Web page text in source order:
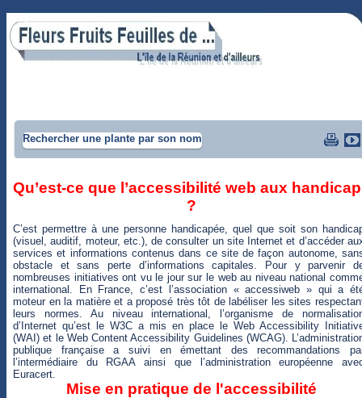
Rechercher une plante par son nom
Qu’est-ce que l’accessibilité web aux handicaps
?
C’est permettre à une personne handicapée, quel que soit son
(visuel, auditif, moteur, etc.), de consulter un site Internet et d’accéder
services et informations contenus dans ce site de façon autonome,
obstacle et sans perte d’informations capitales. Pour y parvenir
nombreuses initiatives ont vu le jour sur le web au niveau national
international. En France, c’est l’association « accessiweb » qui a
moteur en la matière et a proposé très tôt de labéliser les sites
leurs normes. Au niveau international, l’organisme de
d’Internet qu’est le W3C a mis en place le Web Accessibility
(WAI) et le Web Content Accessibility Guidelines (WCAG).
publique française a suivi en émettant des recommandations
l’intermédiaire du RGAA ainsi que l’administration européenne
Euracert.
Mise en pratique de l'accessibilité